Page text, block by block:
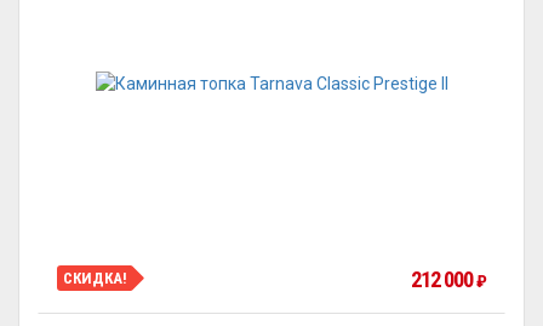
СКИДКА! 212 000₽